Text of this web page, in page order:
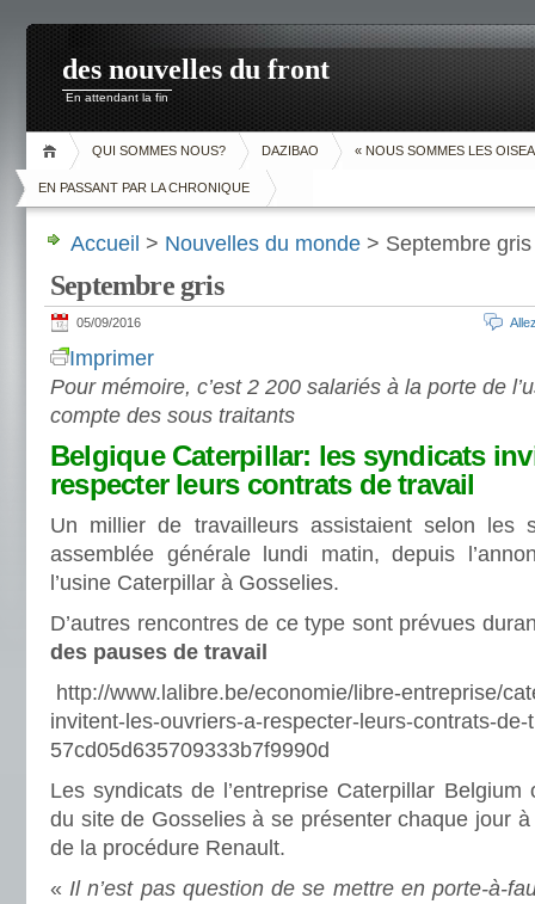
des nouvelles du front
En attendant la fin
QUI SOMMES NOUS? DAZIBAO « NOUS SOMMES LES
EN PASSANT PAR LA CHRONIQUE
Accueil > Nouvelles du monde > Septembre gris
Septembre gris
05/09/2016
Imprimer
Pour mémoire, c’est 2 200 salariés à la porte de
compte des sous traitants
Belgique Caterpillar: les syndicats
respecter leurs contrats de travail
Un millier de travailleurs assistaient selon les
assemblée générale lundi matin, depuis
l’usine Caterpillar à Gosselies.
D’autres rencontres de ce type sont prévues
des pauses de travail
http://www.lalibre.be/economie/libre-entreprise/
invitent-les-ouvriers-a-respecter-leurs-contrats-de-
57cd05d635709333b7f9990d
Les syndicats de l’entreprise Caterpillar
du site de Gosselies à se présenter chaque jour à
de la procédure Renault.
«Il n’est pas question de se mettre en porte-à-